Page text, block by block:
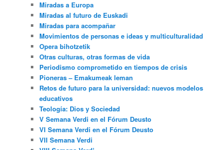
Miradas a Europa
Miradas al futuro de Euskadi
Miradas para acompañar
Movimientos de personas e ideas y multiculturalidad
Opera bihotzetik
Otras culturas, otras formas de vida
Periodismo comprometido en tiempos de crisis
Pioneras – Emakumeak leman
Retos de futuro para la universidad: nuevos modelos
educativos
Teología: Dios y Sociedad
V Semana Verdi en el Fórum Deusto
VI Semana Verdi en el Fórum Deusto
VII Semana Verdi